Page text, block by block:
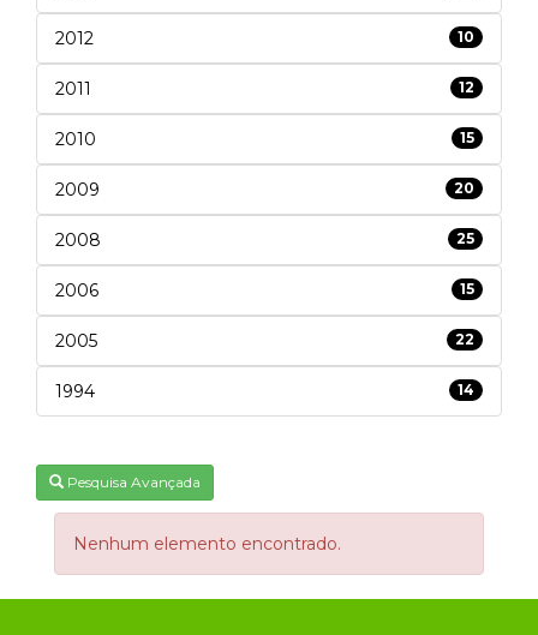
2012 10
2011 12
2010 15
2009 20
2008 25
2006 15
2005 22
1994 14
Pesquisa Avançada
Nenhum elemento encontrado.